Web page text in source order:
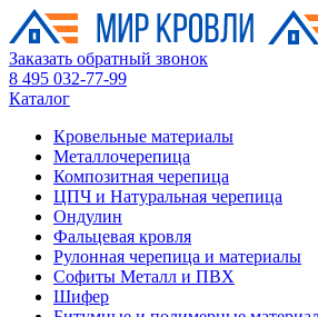
Заказать обратный звонок
8 495 032-77-99
Каталог
Кровельные материалы
Металлочерепица
Композитная черепица
ЦПЧ и Натуральная черепица
Ондулин
Фальцевая кровля
Рулонная черепица и материалы
Софиты Металл и ПВХ
Шифер